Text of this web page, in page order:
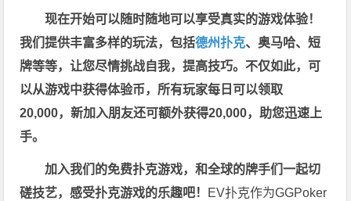
现在开始可以随时随地可以享受真实的游戏体验！
我们提供丰富多样的玩法，包括德州扑克、奥马哈、短
牌等等，让您尽情挑战自我，提高技巧。不仅如此， 可
以从游戏中获得体验币，所有玩家每日可以领取
20,000，新加入朋友还可额外获得20,000，助您迅速上
手。
加入我们的免费扑克游戏，和全球的牌手们一起切
磋技艺，感受扑克游戏的乐趣吧！ EV扑克作为GGPoker